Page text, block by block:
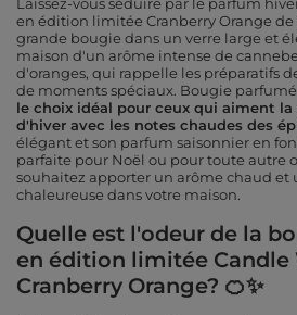
en édition limitée Cranberry Orange de
grande bougie dans un verre large et
maison d'un arôme intense de
d'oranges, qui rappelle les préparatifs
de moments spéciaux. Bougie
le choix idéal pour ceux qui aiment
d'hiver avec les notes chaudes des
élégant et son parfum saisonnier en
parfaite pour Noël ou pour toute autre
souhaitez apporter un arôme chaud et
chaleureuse dans votre maison.
Quelle est l'odeur de la
en édition limitée Candle
Cranberry Orange? 🍊✨